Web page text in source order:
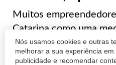
Nós usamos cookies e outras
melhorar a sua experiência
publicidade e recomendar
Muitos
Catarina como uma
desenvolvimento de
associativismo forte e